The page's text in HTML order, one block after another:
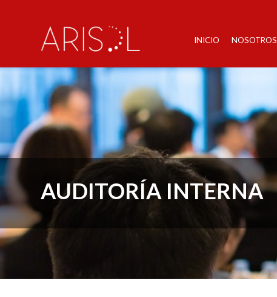
INICIO NOSOTROS
AUDITORÍA INTERNA